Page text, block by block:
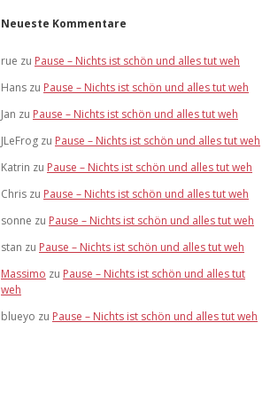
Neueste Kommentare
rue zu Pause – Nichts ist schön und alles tut weh
Hans zu Pause – Nichts ist schön und alles tut weh
Jan zu Pause – Nichts ist schön und alles tut weh
JLeFrog zu Pause – Nichts ist schön und alles tut weh
Katrin zu Pause – Nichts ist schön und alles tut weh
Chris zu Pause – Nichts ist schön und alles tut weh
sonne zu Pause – Nichts ist schön und alles tut weh
stan zu Pause – Nichts ist schön und alles tut weh
Massimo zu Pause – Nichts ist schön und alles tut
weh
blueyo zu Pause – Nichts ist schön und alles tut weh